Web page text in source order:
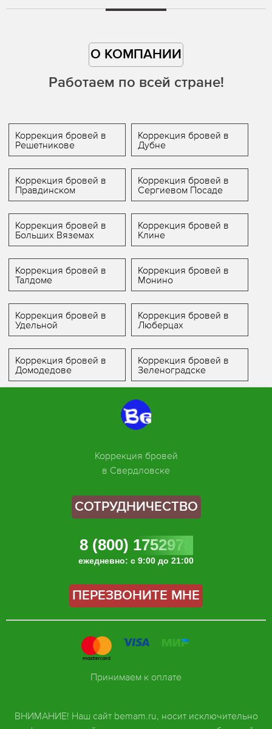
О КОМПАНИИ
Работаем по всей стране!
Коррекция бровей в
Решетникове
Коррекция бровей в
Дубне
Коррекция бровей в
Правдинском
Коррекция бровей в
Сергиевом Посаде
Коррекция бровей в
Больших Вяземах
Коррекция бровей в
Клине
Коррекция бровей в
Талдоме
Коррекция бровей в
Монино
Коррекция бровей в
Удельной
Коррекция бровей в
Люберцах
Коррекция бровей в
Домодедове
Коррекция бровей в
Зеленоградске
Коррекция бровей
в Свердловске
СОТРУДНИЧЕСТВО
8 (800) 1752978
ежедневно: с 9:00 до 21:00
ПЕРЕЗВОНИТЕ МНЕ
ВНИМАНИЕ! Наш сайт bemam.ru, носит исключительно
Принимаем к оплате